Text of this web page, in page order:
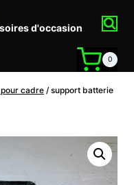
d'occasion
0
cadre / support batterie